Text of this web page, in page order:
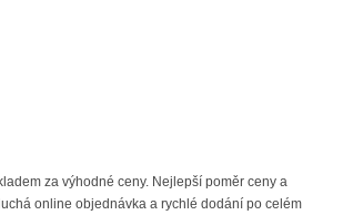
za výhodné ceny. Nejlepší poměr ceny a
online objednávka a rychlé dodání po celém